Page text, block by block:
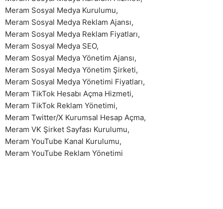
Meram Sosyal Medya Kurulumu,
Meram Sosyal Medya Reklam Ajansı,
Meram Sosyal Medya Reklam Fiyatları,
Meram Sosyal Medya SEO,
Meram Sosyal Medya Yönetim Ajansı,
Meram Sosyal Medya Yönetim Şirketi,
Meram Sosyal Medya Yönetimi Fiyatları,
Meram TikTok Hesabı Açma Hizmeti,
Meram TikTok Reklam Yönetimi,
Meram Twitter/X Kurumsal Hesap Açma,
Meram VK Şirket Sayfası Kurulumu,
Meram YouTube Kanal Kurulumu,
Meram YouTube Reklam Yönetimi